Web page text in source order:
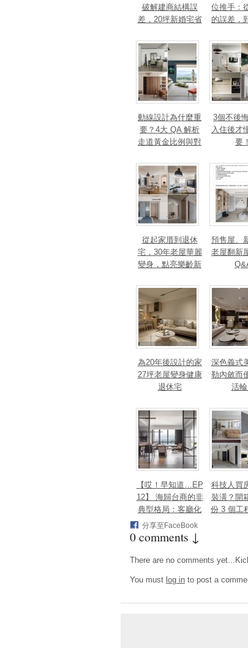
破解建商結構誤
差，20坪新婚宅省
錢
位推手：
的誤差，
動線設計為什麼重
要？4大 QA 解析
走道黃金比例與對
3個不後
入住後才
要！
從起家厝到退休
宅，30年老屋華麗
變身，點亮樂齡新
法、英指標設計大
獎！
預售屋、
老屋翻新
為20年後設計的家
27坪老屋變身健康
退休宅
深色義式
勒內斂而
活
【哎！早知道…EP
12】 海歸台商的非
典型格局：客廳化
身面海創作空間，
洄游式動線完美擁
科技人買
裝潢？開
份 3 個工
分享至FaceBook
0 comments ↓
There are no comments
You must log in to post a